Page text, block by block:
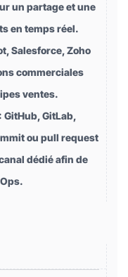
un partage et une
en temps réel.
Salesforce, Zoho
commerciales
ventes.
: GitHub, GitLab,
ou pull request
dédié afin de